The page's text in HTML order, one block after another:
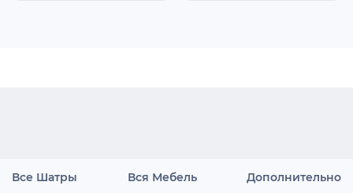
Все Шатры Вся Мебель Дополнительно